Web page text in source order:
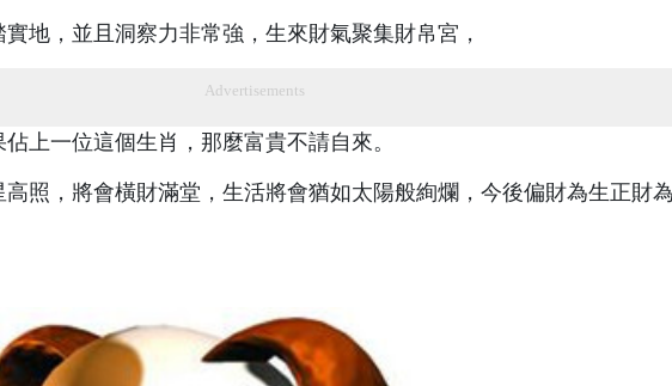
地，並且洞察力非常強，生來財氣聚集財帛宮，
Advertisements
上一位這個生肖，那麼富貴不請自來。
照，將會橫財滿堂，生活將會猶如太陽般絢爛，今後偏財為生正財